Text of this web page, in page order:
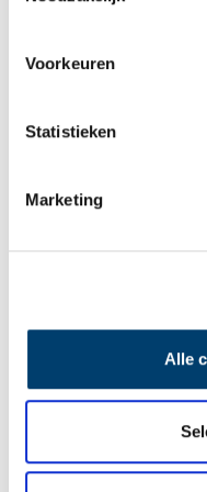
Voorkeuren
Statistieken
Marketing
Alle
in een overstekende
verbonden met een laag
vertelt twee keer het
tot voornaam herenhuis,
Niet alleen door
en niet toegankelijk voor